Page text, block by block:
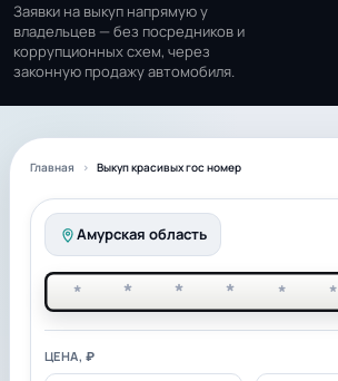
Заявки на выкуп напрямую у
владельцев — без посредников и
коррупционных схем, через
законную продажу автомобиля.
Главная Выкуп красивых гос номер
Амурская область
* * * * * *
ЦЕНА, ₽